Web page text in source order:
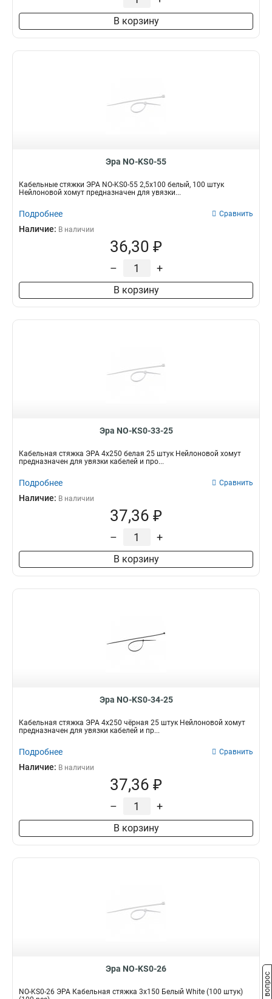
В корзину
Эра NO-KS0-55
Кабельные стяжки ЭРА NO-KS0-55 2,5х100 белый, 100 штук
Нейлоновой хомут предназначен для увязки...
Подробнее Сравнить
Наличие: В наличии
36,30 ₽
– +
В корзину
Эра NO-KS0-33-25
Кабельная стяжка ЭРА 4x250 белая 25 штук Нейлоновой хомут
предназначен для увязки кабелей и про...
Подробнее Сравнить
Наличие: В наличии
37,36 ₽
– +
В корзину
Эра NO-KS0-34-25
Кабельная стяжка ЭРА 4x250 чёрная 25 штук Нейлоновой хомут
предназначен для увязки кабелей и пр...
Подробнее Сравнить
Наличие: В наличии
37,36 ₽
– +
В корзину
Эра NO-KS0-26
NO-KS0-26 ЭРА Кабельная стяжка 3х150 Белый White (100 штук)